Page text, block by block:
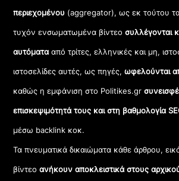
περιεχομένου (aggregator), ως εκ τούτου
τυχόν ενσωματωμένα βίντεοσυλλέγονται
αυτόματααπό τρίτες, ελληνικές και μη,
ιστοσελίδες αυτές, ως πηγές,ωφελούνται
καθώς η εμφάνιση στο Politikes.gr
επισκεψιμότητά τους και στη βαθμολογία
μέσω backlink κοκ.
Τα πνευματικά δικαιώματα κάθε άρθρου,
βίντεοανήκουν αποκλειστικά στους